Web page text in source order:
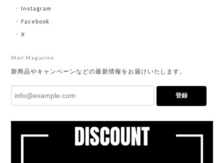
Instagram
Facebook
X
Mail Magazine
新商品やキャンペーンなどの最新情報をお届けいたします。
登録